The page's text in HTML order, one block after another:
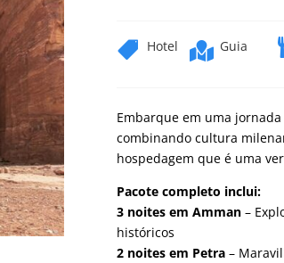
 Hotel  Guia
Embarque em uma jornada
combinando cultura
hospedagem que é uma
Pacote completo inclui:
3 noites em Amman–
históricos
2 noites em Petra–